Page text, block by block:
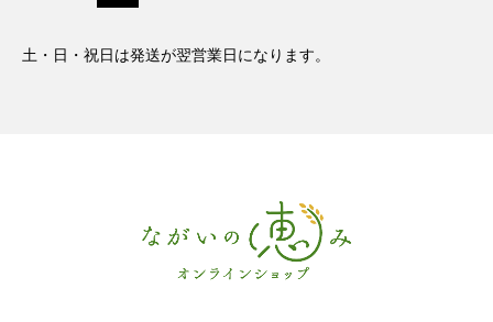
土・日・祝日は発送が翌営業日になります。